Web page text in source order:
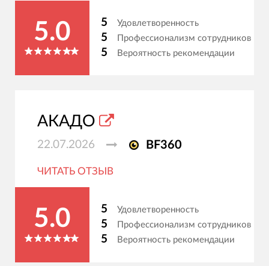
5.0 5 Удовлетворенность
5 Профессионализм сотрудников
5 Вероятность рекомендации
АКАДО
22.07.2026 BF360
ЧИТАТЬ ОТЗЫВ
5.0 5 Удовлетворенность
5 Профессионализм сотрудников
5 Вероятность рекомендации